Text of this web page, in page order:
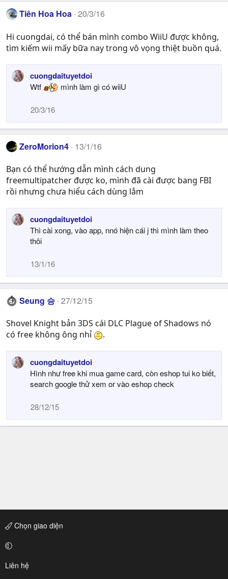
Tiên Hoa Hoa 20/3/16
Hi cuongdai, có thể bán mình combo WiiU được không,
tìm kiếm wii mấy bữa nay trong vô vọng thiệt buồn quá.
cuongdaituyetdoi
Wtf mình làm gì có wiiU
20/3/16
ZeroMorion4 13/1/16
Bạn có thể hướng dẫn mình cách dung
freemultipatcher được ko, mình đã cài được bang FBI
rồi nhưng chưa hiểu cách dùng lắm
cuongdaituyetdoi
Thì cài xong, vào app, nnó hiện cái j thì mình làm theo
thôi
13/1/16
Seung 승 27/12/15
Shovel Knight bản 3DS cái DLC Plague of Shadows nó
có free không ông nhỉ
.
cuongdaituyetdoi
Hình như free khi mua game card, còn eshop tui ko biết,
search google thử xem or vào eshop check
28/12/15
Chọn giao diện
Liên hệ